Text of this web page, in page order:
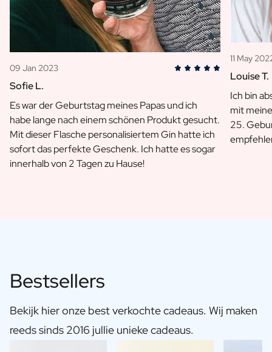
09 Jan 2023
Sofie L.
Es war der Geburtstag meines Papas und ich
habe lange nach einem schönen Produkt gesucht.
Mit dieser Flasche personalisiertem Gin hatte ich
sofort das perfekte Geschenk. Ich hatte es sogar
innerhalb von 2 Tagen zu Hause!
11 May
Louise T.
Ich bin
mit
25.
Bestsellers
Bekijk hier onze best verkochte cadeaus. Wij maken
reeds sinds 2016 jullie unieke cadeaus.